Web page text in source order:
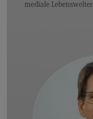
mediale